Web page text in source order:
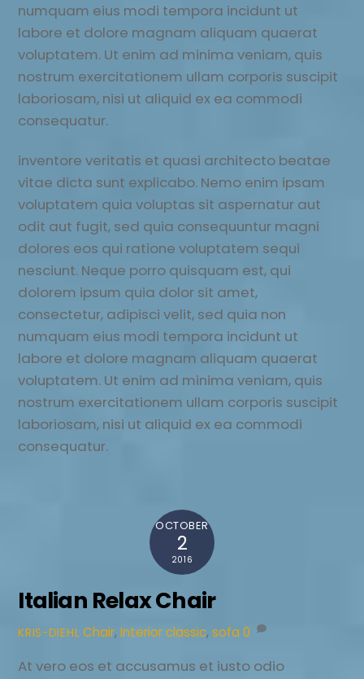
numquam eius modi tempora incidunt ut
labore et dolore magnam aliquam quaerat
voluptatem. Ut enim ad minima veniam, quis
nostrum exercitationem ullam corporis suscipit
laboriosam, nisi ut aliquid ex ea commodi
consequatur.
inventore veritatis et quasi architecto beatae
vitae dicta sunt explicabo. Nemo enim ipsam
voluptatem quia voluptas sit aspernatur aut
odit aut fugit, sed quia consequuntur magni
dolores eos qui ratione voluptatem sequi
nesciunt. Neque porro quisquam est, qui
dolorem ipsum quia dolor sit amet,
consectetur, adipisci velit, sed quia non
numquam eius modi tempora incidunt ut
labore et dolore magnam aliquam quaerat
voluptatem. Ut enim ad minima veniam, quis
nostrum exercitationem ullam corporis suscipit
laboriosam, nisi ut aliquid ex ea commodi
consequatur.
OCTOBER
2
2016
Italian Relax Chair
KRIS-DIEHL Chair,Interior classic,sofa 0
At vero eos et accusamus et iusto odio